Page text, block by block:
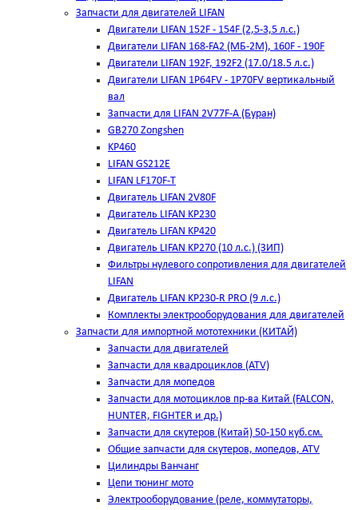
Запчасти для двигателей LIFAN
Двигатели LIFAN 152F - 154F (2,5-3,5 л.с.)
Двигатели LIFAN 168-FA2 (МБ-2М), 160F - 190F
Двигатели LIFAN 192F, 192F2 (17.0/18.5 л.с.)
Двигатели LIFAN 1Р64FV - 1Р70FV вертикальный
вал
Запчасти для LIFAN 2V77F-A (Буран)
GB270 Zongshen
KP460
LIFAN GS212E
LIFAN LF170F-T
Двигатель LIFAN 2V80F
Двигатель LIFAN KP230
Двигатель LIFAN KP420
Двигатель LIFAN KP270 (10 л.с.) (ЗИП)
Фильтры нулевого сопротивления для двигателей
LIFAN
Двигатель LIFAN KP230-R PRO (9 л.с.)
Комплекты электрооборудования для двигателей
Запчасти для импортной мототехники (КИТАЙ)
Запчасти для двигателей
Запчасти для квадроциклов (ATV)
Запчасти для мопедов
Запчасти для мотоциклов пр-ва Китай (FALCON,
HUNTER, FIGHTER и др.)
Запчасти для скутеров (Китай) 50-150 куб.см.
Общие запчасти для скутеров, мопедов, ATV
Цилиндры Ванчанг
Цепи тюнинг мото
Электрооборудование (реле, коммутаторы,